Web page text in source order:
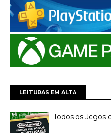
LEITURAS EM ALTA
Todos os Jogos